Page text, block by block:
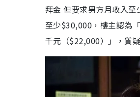
拜金 但要求男方月收入
至少$30,000，樓主認為
千元（$22,000）」，質